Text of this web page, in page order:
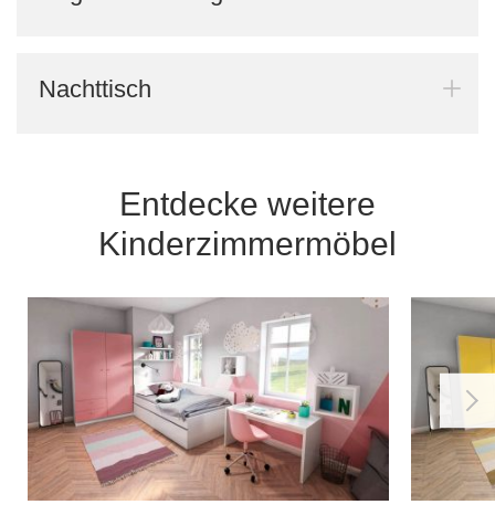
Nachttisch
Entdecke weitere
Kinderzimmermöbel